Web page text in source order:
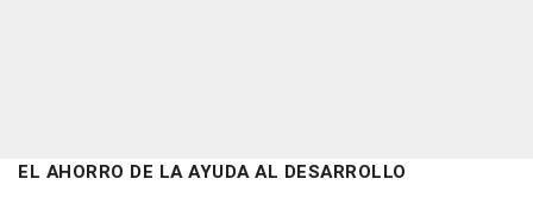
EL AHORRO DE LA AYUDA AL DESARROLLO